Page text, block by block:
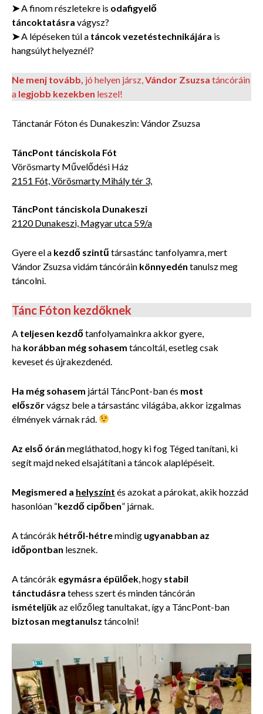
➤A finom részletekre is odafigyelő
táncoktatásra vágysz?
➤A lépéseken túl a táncok vezetéstechnikájára is
hangsúlyt helyeznél?
Ne menj tovább, jó helyen jársz,Vándor Zsuzsa táncóráin
a legjobb kezekben leszel!
Tánctanár Fóton és Dunakeszin: Vándor Zsuzsa
TáncPont tánciskola Fót
Vörösmarty Művelődési Ház
2151 Fót, Vörösmarty Mihály tér 3,
TáncPont tánciskola Dunakeszi
2120 Dunakeszi, Magyar utca 59/a
Gyere el a kezdő szintű társastánc tanfolyamra, mert
Vándor Zsuzsa vidám táncóráin könnyedén tanulsz meg
táncolni.
Tánc Fóton kezdőknek
A teljesen kezdőtanfolyamainkra akkor gyere,
ha korábban még sohasem táncoltál, esetleg csak
keveset és újrakezdenéd.
Ha még sohasem jártál TáncPont-ban és most
előszörvágsz bele a társastánc világába, akkor izgalmas
élmények várnak rád.
Az első órán megláthatod, hogy ki fog Téged tanítani, ki
segít majd neked elsajátítani a táncok alaplépéseit.
Megismered a helyszínt és azokat a párokat, akik hozzád
hasonlóan “kezdő cipőben” járnak.
A táncórák hétről-hétremindig ugyanabban az
időpontban lesznek.
A táncórák egymásra épülőek, hogy stabil
tánctudásra tehess szert és minden táncórán
ismételjükaz előzőleg tanultakat, ígya TáncPont-ban
biztosan megtanulsz táncolni!